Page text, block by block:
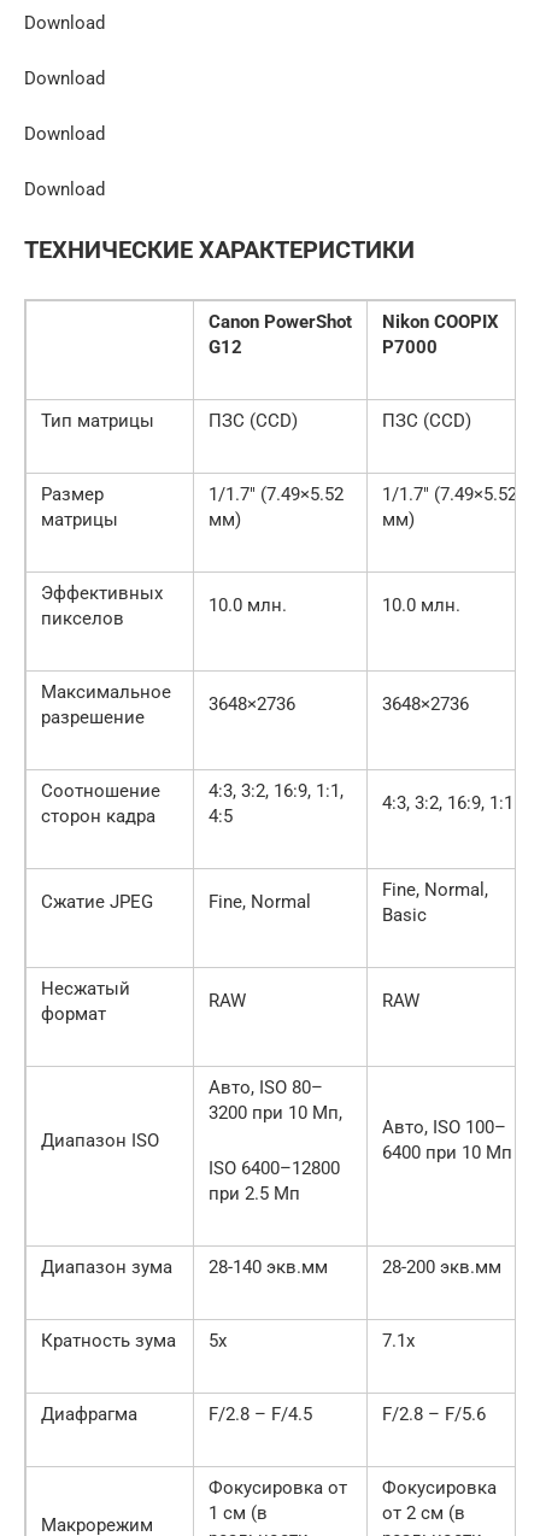
Download
Download
Download
Download
ТЕХНИЧЕСКИЕ ХАРАКТЕРИСТИКИ
Canon PowerShot
G12
Nikon COOPIX
P7000
Тип матрицы ПЗС (CCD) ПЗС (CCD)
Размер
матрицы
1/1.7″ (7.49×5.52
мм)
1/1.7″ (7.49×5.52
мм)
Эффективных
пикселов
10.0 млн. 10.0 млн.
Максимальное
разрешение
3648×2736 3648×2736
Соотношение
сторон кадра
4:3, 3:2, 16:9, 1:1,
4:5
4:3, 3:2, 16:9, 1:1
Сжатие JPEG Fine, Normal
Fine, Normal,
Basic
Несжатый
формат
RAW RAW
Диапазон ISO
Авто, ISO 80–
3200 при 10 Мп,
ISO 6400–12800
при 2.5 Мп
Авто, ISO 100–
6400 при 10 Мп
Диапазон зума 28-140 экв.мм 28-200 экв.мм
Кратность зума 5x 7.1x
Диафрагма F/2.8 – F/4.5 F/2.8 – F/5.6
Макрорежим
Фокусировка от
1 см (в
Фокусировка
от 2 см (в